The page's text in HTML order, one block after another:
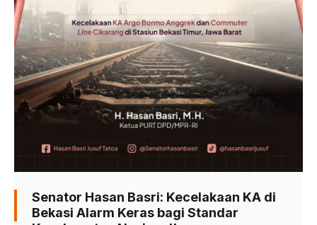
Senator Hasan Basri: Kecelakaan KA di
Bekasi Alarm Keras bagi Standar